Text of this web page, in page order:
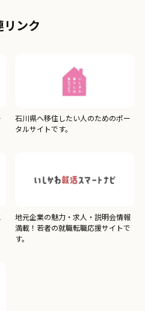
リンク
石川県へ移住したい人のためのポー
タルサイトです。
地元企業の魅力・求人・説明会情報
満載！若者の就職転職応援サイトで
す。